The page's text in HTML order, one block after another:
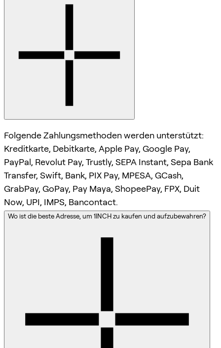
Folgende Zahlungsmethoden werden unterstützt:
Kreditkarte, Debitkarte, Apple Pay, Google Pay,
PayPal, Revolut Pay, Trustly, SEPA Instant, Sepa Bank
Transfer, Swift, Bank, PIX Pay, MPESA, GCash,
GrabPay, GoPay, Pay Maya, ShopeePay, FPX, Duit
Now, UPI, IMPS, Bancontact.
Wo ist die beste Adresse, um 1INCH zu kaufen und aufzubewahren?